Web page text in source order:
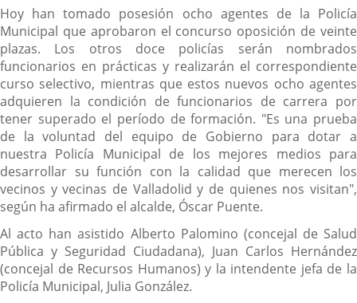
Descripción
Hoy han tomado posesión ocho agentes de la Policía
Municipal que aprobaron el concurso oposición de veinte
plazas. Los otros doce policías serán nombrados
funcionarios en prácticas y realizarán el correspondiente
curso selectivo, mientras que estos nuevos ocho agentes
adquieren la condición de funcionarios de carrera por
tener superado el período de formación. "Es una prueba
de la voluntad del equipo de Gobierno para dotar a
nuestra Policía Municipal de los mejores medios para
desarrollar su función con la calidad que merecen los
vecinos y vecinas de Valladolid y de quienes nos visitan",
según ha afirmado el alcalde, Óscar Puente.
Al acto han asistido Alberto Palomino (concejal de Salud
Pública y Seguridad Ciudadana), Juan Carlos Hernández
(concejal de Recursos Humanos) y la intendente jefa de la
Policía Municipal, Julia González.